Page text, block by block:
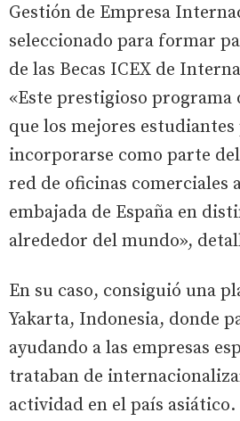
Gestión de Empresa
seleccionado para formar
de las Becas ICEX de
«Este prestigioso programa
que los mejores estudiantes
incorporarse como parte
red de oficinas comerciales
embajada de España en
alrededor del mundo»,
En su caso, consiguió una
Yakarta, Indonesia, donde
ayudando a las empresas
trataban de
actividad en el país asiático.